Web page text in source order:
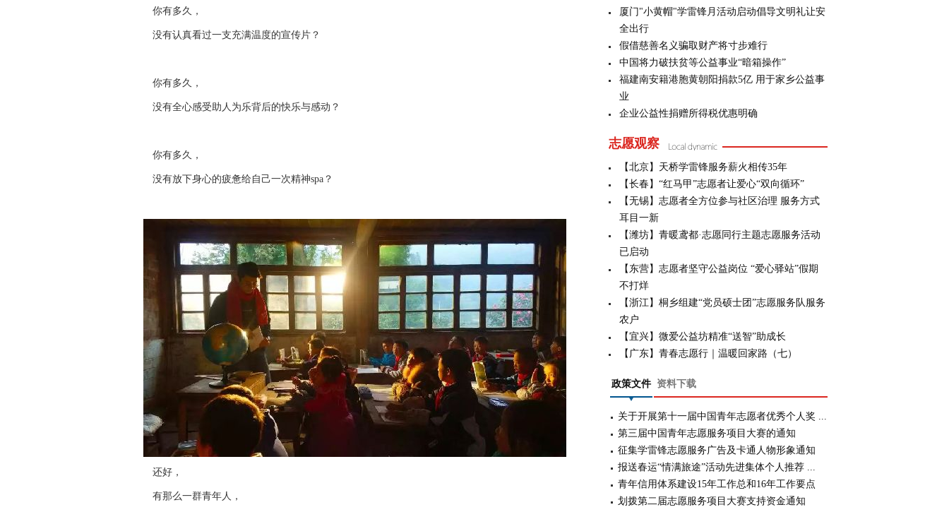
你有多久，
没有认真看过一支充满温度的宣传片？
你有多久，
没有全心感受助人为乐背后的快乐与感动？
你有多久，
没有放下身心的疲惫给自己一次精神spa？
还好，
有那么一群青年人，
厦门"小黄帽"学雷锋月活动启动倡导文明礼让安
全出行
假借慈善名义骗取财产将寸步难行
中国将力破扶贫等公益事业“暗箱操作”
福建南安籍港胞黄朝阳捐款5亿 用于家乡公益事
业
企业公益性捐赠所得税优惠明确
志愿观察
【北京】天桥学雷锋服务薪火相传35年
【长春】“红马甲”志愿者让爱心“双向循环”
【无锡】志愿者全方位参与社区治理 服务方式
耳目一新
【潍坊】青暖鸢都·志愿同行主题志愿服务活动
已启动
【东营】志愿者坚守公益岗位 “爱心驿站”假期
不打烊
【浙江】桐乡组建“党员硕士团”志愿服务队服务
农户
【宜兴】微爱公益坊精准“送智”助成长
【广东】青春志愿行｜温暖回家路（七）
政策文件 资料下载
关于开展第十一届中国青年志愿者优秀个人奖 ...
第三届中国青年志愿服务项目大赛的通知
征集学雷锋志愿服务广告及卡通人物形象通知
报送春运“情满旅途”活动先进集体个人推荐 ...
青年信用体系建设15年工作总和16年工作要点
划拨第二届志愿服务项目大赛支持资金通知